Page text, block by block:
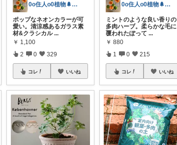
0o住人o0植物🌲と👶を育てる部屋
ポップなネオンカラーが可
愛い。清涼感あるガラス素
材&クラシカル ...
￥ 1,100
2 0 329
コレ いいね
0o住人o0植物🌲と👶を育てる部屋
ミントのような良い香りの
多肉ハーブ。柔らかな毛に
覆われたぽって ...
￥ 880
1 0 215
コレ いいね